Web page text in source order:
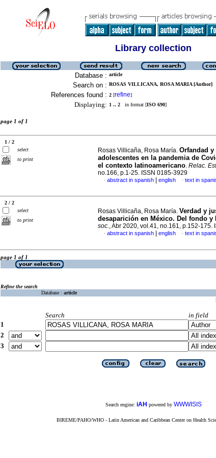
Library collection
Database : article
Search on : ROSAS VILLICANA, ROSA MARIA [Author]
References found : 2 [refine]
Displaying: 1 .. 2 in format [ISO 690]
page 1 of 1
1 / 2
select
to print
Rosas Villicaña, Rosa María. Orfandad
adolescentes en la pandemia de
el contexto latinoamericano. Relac.
no.166, p.1-25. ISSN 0185-3929
· abstract in spanish english · text in
2 / 2
select
to print
Rosas Villicaña, Rosa María. Verdad y
desaparición en México. Del fondo y
soc., Abr 2020, vol.41, no.161, p.152-175.
· abstract in spanish english · text in
page 1 of 1
Refine the search
Database : article
Search
in field
1
2
3
Search engine: iAH powered by WWWISIS
BIREME/PAHO/WHO - Latin American and Caribbean Center on Health